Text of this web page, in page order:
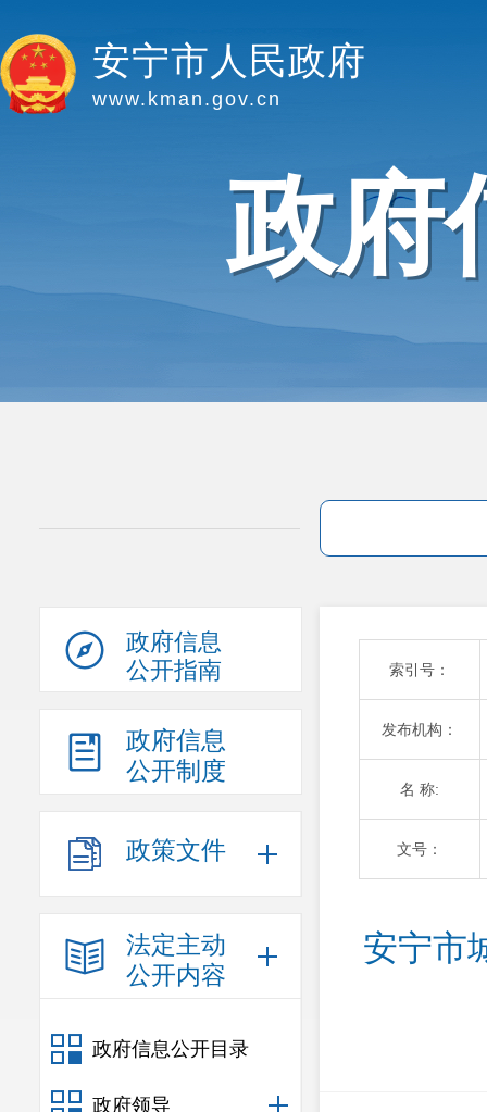
安宁市人民政府
www.kman.gov.cn
政府
政府信息
公开指南
政府信息
公开制度
政策文件
法定主动
公开内容
政府信息公开目录
政府领导
索引号：
发布机构：
名 称:
文号：
安宁市